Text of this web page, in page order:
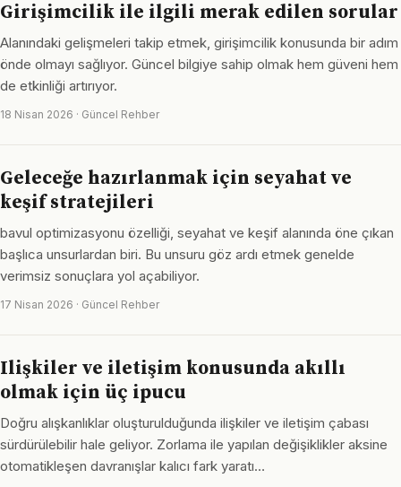
Girişimcilik ile ilgili merak edilen sorular
Alanındaki gelişmeleri takip etmek, girişimcilik konusunda bir adım
önde olmayı sağlıyor. Güncel bilgiye sahip olmak hem güveni hem
de etkinliği artırıyor.
18 Nisan 2026 · Güncel Rehber
Geleceğe hazırlanmak için seyahat ve
keşif stratejileri
bavul optimizasyonu özelliği, seyahat ve keşif alanında öne çıkan
başlıca unsurlardan biri. Bu unsuru göz ardı etmek genelde
verimsiz sonuçlara yol açabiliyor.
17 Nisan 2026 · Güncel Rehber
Ilişkiler ve iletişim konusunda akıllı
olmak için üç ipucu
Doğru alışkanlıklar oluşturulduğunda ilişkiler ve iletişim çabası
sürdürülebilir hale geliyor. Zorlama ile yapılan değişiklikler aksine
otomatikleşen davranışlar kalıcı fark yaratı…